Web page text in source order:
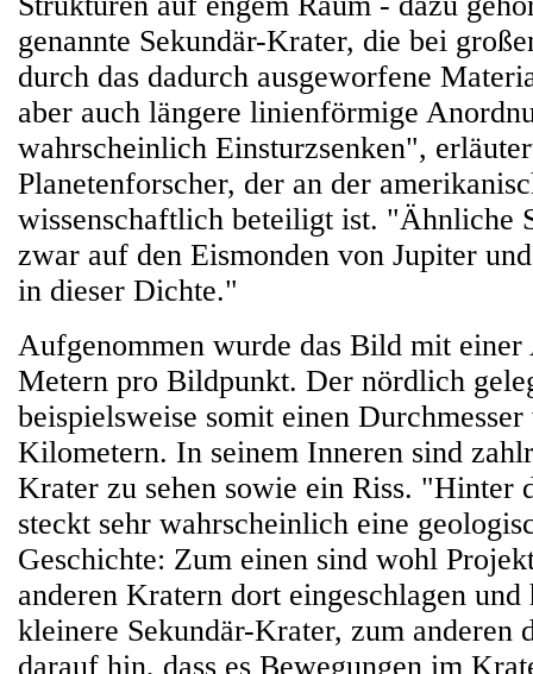
genannte Sekundär-Krater, die bei
durch das dadurch ausgeworfene
aber auch längere linienförmige
wahrscheinlich Einsturzsenken",
Planetenforscher, der an der
wissenschaftlich beteiligt ist. "Ähnliche
zwar auf den Eismonden von Jupiter
in dieser Dichte."
Aufgenommen wurde das Bild mit
Metern pro Bildpunkt. Der nördlich
beispielsweise somit einen
Kilometern. In seinem Inneren sind
Krater zu sehen sowie ein Riss. "Hinter
steckt sehr wahrscheinlich eine
Geschichte: Zum einen sind wohl
anderen Kratern dort eingeschlagen
kleinere Sekundär-Krater, zum anderen
darauf hin, dass es Bewegungen im